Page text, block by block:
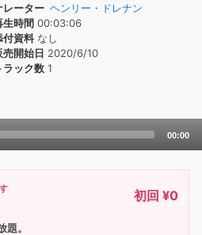
レーター ヘンリー・ドレナン
生時間 00:03:06
付資料なし
売開始日 2020/6/10
ラック数 1
00:00
初回 ¥0
。